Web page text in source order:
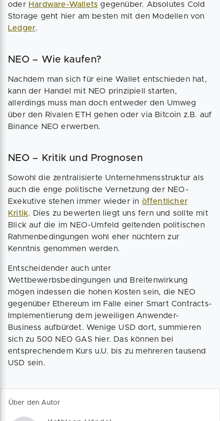
oder Hardware-Wallets gegenüber. Absolutes Cold
Storage geht hier am besten mit den Modellen von
Ledger.
NEO – Wie kaufen?
Nachdem man sich für eine Wallet entschieden hat,
kann der Handel mit NEO prinzipiell starten,
allerdings muss man doch entweder den Umweg
über den Rivalen ETH gehen oder via Bitcoin z.B. auf
Binance NEO erwerben.
NEO – Kritik und Prognosen
Sowohl die zentralisierte Unternehmensstruktur als
auch die enge politische Vernetzung der NEO-
Exekutive stehen immer wieder in öffentlicher
Kritik. Dies zu bewerten liegt uns fern und sollte mit
Blick auf die im NEO-Umfeld geltenden politischen
Rahmenbedingungen wohl eher nüchtern zur
Kenntnis genommen werden.
Entscheidender auch unter
Wettbewerbsbedingungen und Breitenwirkung
mögen indessen die hohen Kosten sein, die NEO
gegenüber Ethereum im Falle einer Smart Contracts-
Implementierung dem jeweiligen Anwender-
Business aufbürdet. Wenige USD dort, summieren
sich zu 500 NEO GAS hier. Das können bei
entsprechendem Kurs u.U. bis zu mehreren tausend
USD sein.
Über den Autor